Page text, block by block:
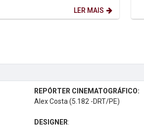
LER MAIS
REPÓRTER CINEMATOGRÁFICO:
Alex Costa (5.182 -DRT/PE)
DESIGNER: